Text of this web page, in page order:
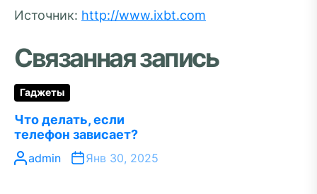
Источник: http://www.ixbt.com
Связанная запись
Гаджеты
Что делать, если
телефон зависает?
admin Янв 30, 2025